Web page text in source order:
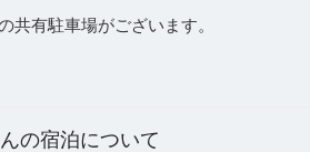
共有駐車場がございます。
の宿泊について